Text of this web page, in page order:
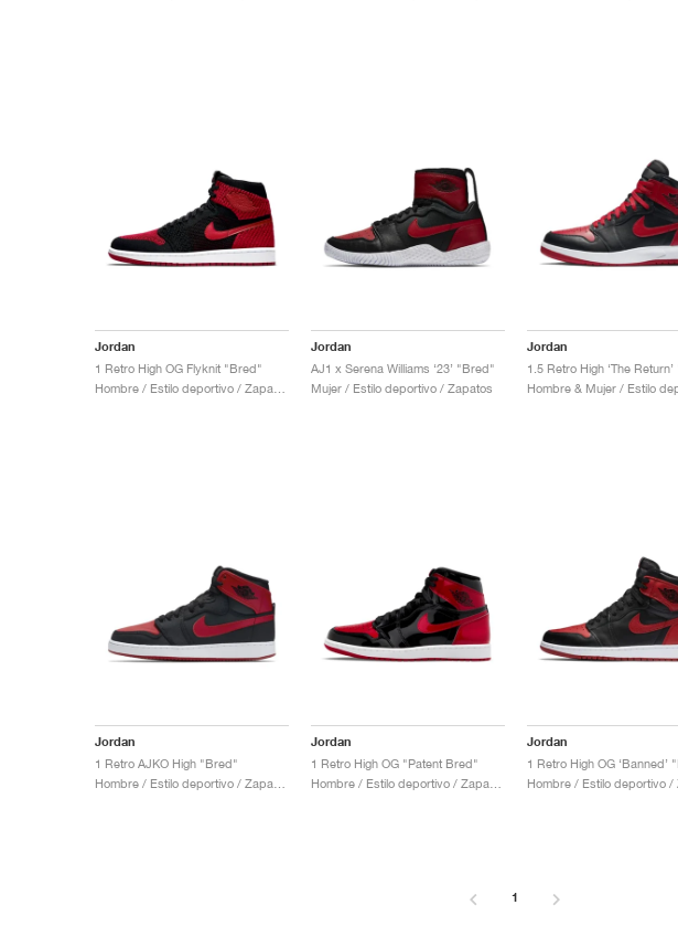
Jordan
1 Retro High OG Flyknit "Bred"
Jordan
AJ1 x Serena Williams ‘23’ "Bred"
Mujer / Estilo deportivo / Zapatos
Jordan
1.5 Retro High ‘The
Jordan
1 Retro AJKO High "Bred"
Jordan
1 Retro High OG "Patent Bred"
Jordan
1 Retro High OG ‘Banned’
1